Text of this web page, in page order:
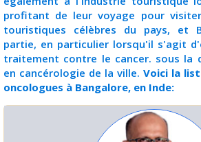
profitant de leur voyage pour
touristiques célèbres du pays, et
partie, en particulier lorsqu'il s'agit
traitement contre le cancer. sous la
en cancérologie de la ville. Voici la
oncologues à Bangalore, en Inde: